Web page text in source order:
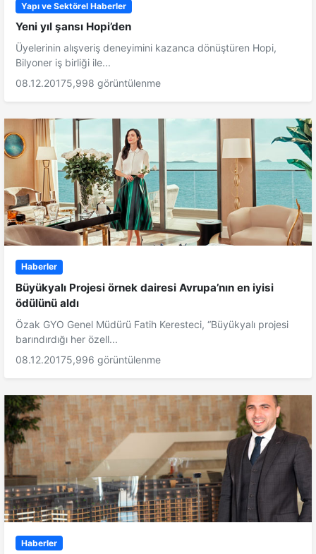
Yapı ve Sektörel Haberler
Yeni yıl şansı Hopi’den
Üyelerinin alışveriş deneyimini kazanca dönüştüren Hopi,
Bilyoner iş birliği ile...
08.12.20175,998 görüntülenme
Haberler
Büyükyalı Projesi örnek dairesi Avrupa’nın en iyisi
ödülünü aldı
Özak GYO Genel Müdürü Fatih Keresteci, “Büyükyalı projesi
barındırdığı her özell...
08.12.20175,996 görüntülenme
Haberler